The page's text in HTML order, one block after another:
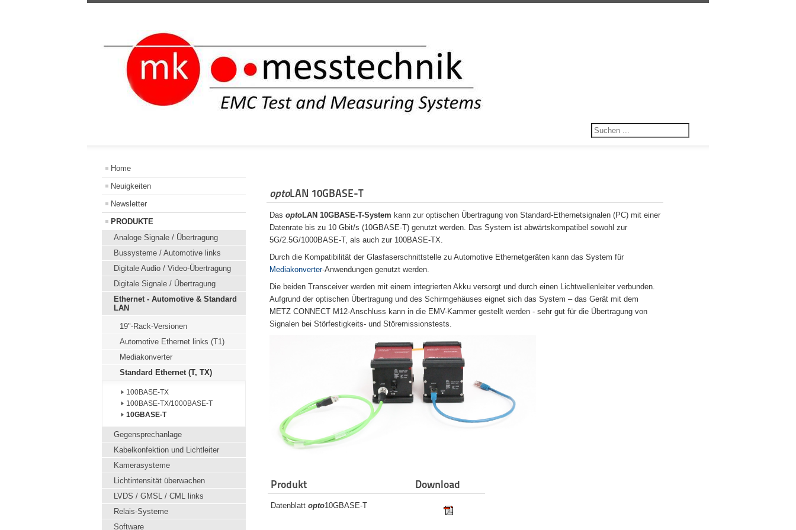
Home
Neuigkeiten
Newsletter
PRODUKTE
Analoge Signale / Übertragung
Bussysteme / Automotive links
Digitale Audio / Video-Übertragung
Digitale Signale / Übertragung
Ethernet - Automotive & Standard
LAN
19"-Rack-Versionen
Automotive Ethernet links (T1)
Mediakonverter
Standard Ethernet (T, TX)
100BASE-TX
100BASE-TX/1000BASE-T
10GBASE-T
Gegensprechanlage
Kabelkonfektion und Lichtleiter
Kamerasysteme
Lichtintensität überwachen
LVDS / GMSL / CML links
Relais-Systeme
Software
optoLAN 10GBASE-T
Das optoLAN 10GBASE-T-System kann zur optischen Übertragung von Standard-Ethernetsignalen (PC) mit einer
Datenrate bis zu 10 Gbit/s (10GBASE-T) genutzt werden. Das System ist abwärtskompatibel sowohl zur
5G/2.5G/1000BASE-T, als auch zur 100BASE-TX.
Durch die Kompatibilität der Glasfaserschnittstelle zu Automotive Ethernetgeräten kann das System für
Mediakonverter-Anwendungen genutzt werden.
Die beiden Transceiver werden mit einem integrierten Akku versorgt und durch einen Lichtwellenleiter verbunden.
Aufgrund der optischen Übertragung und des Schirmgehäuses eignet sich das System – das Gerät mit dem
METZ CONNECT M12-Anschluss kann in die EMV-Kammer gestellt werden - sehr gut für die Übertragung von
Signalen bei Störfestigkeits- und Störemissionstests.
Produkt Download
Datenblatt opto10GBASE-T